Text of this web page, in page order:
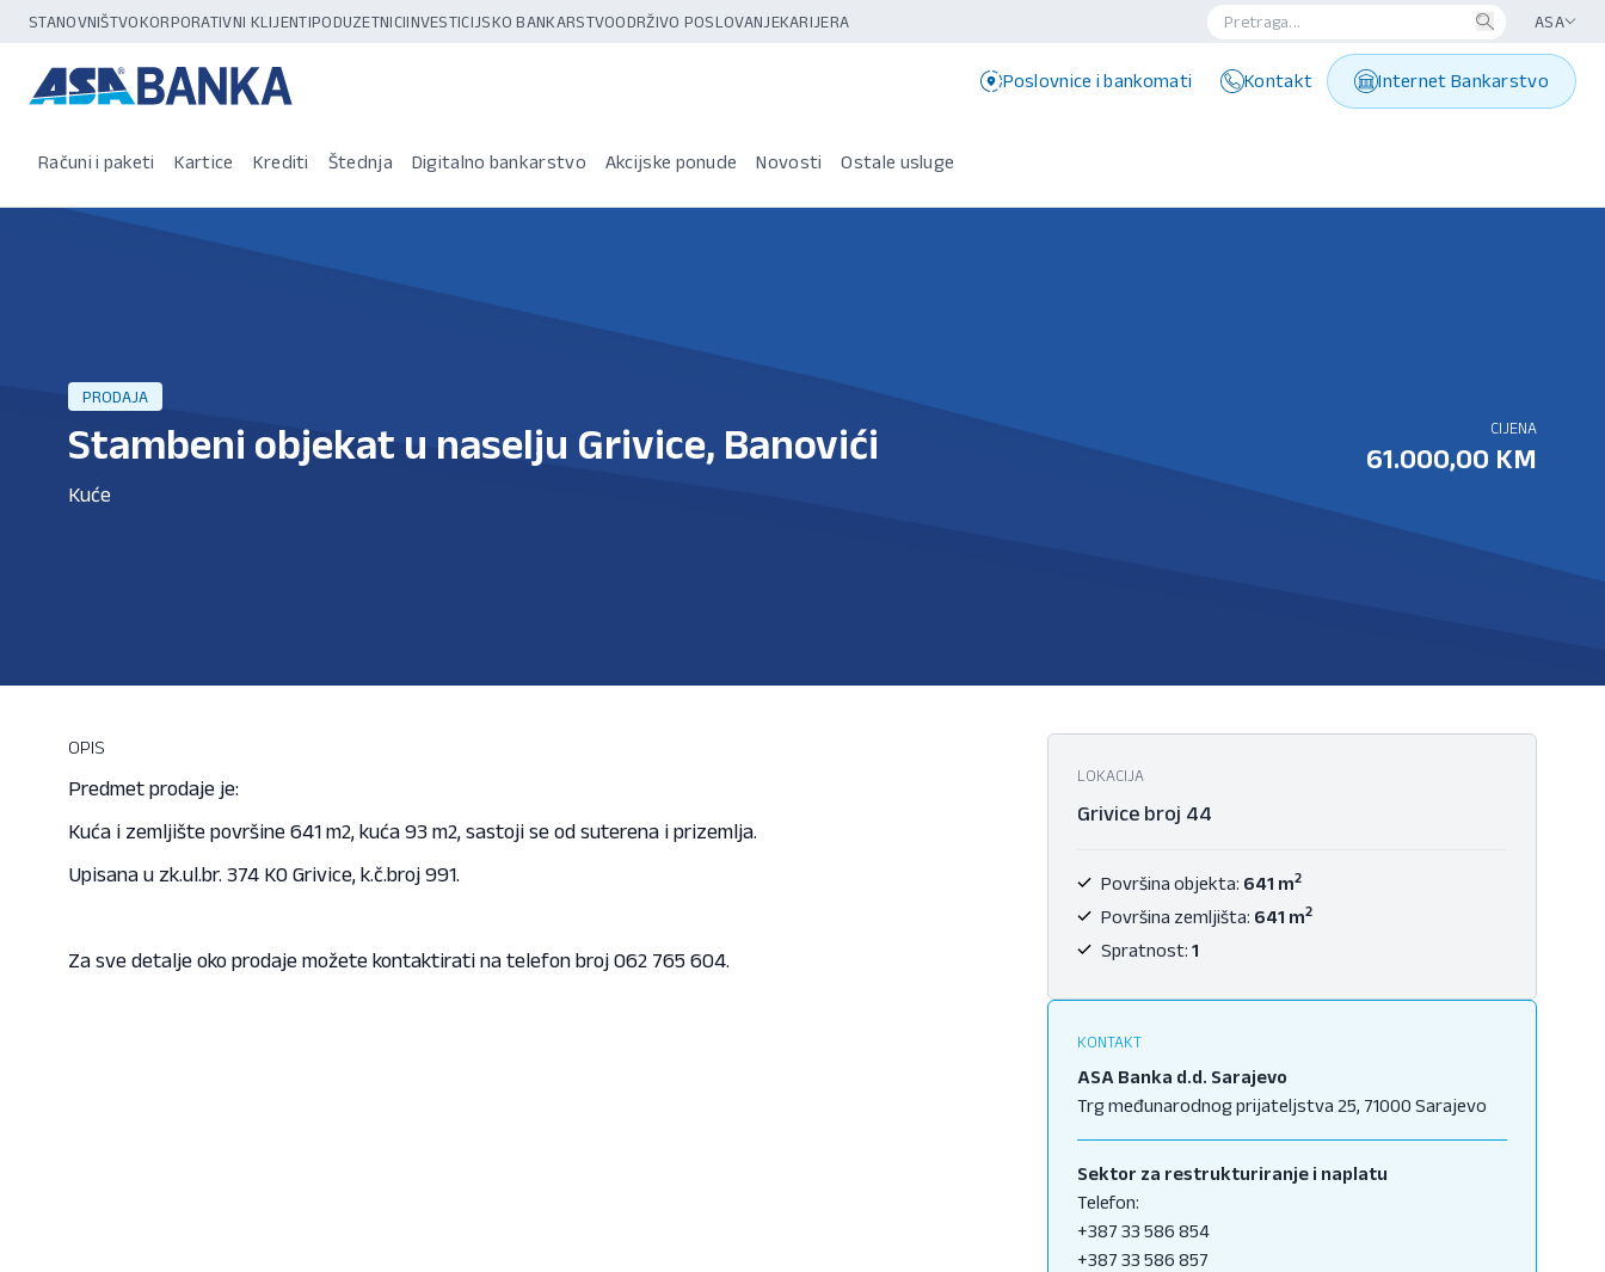
STANOVNIŠTVOKORPORATIVNI KLIJENTIPODUZETNICIINVESTICIJSKO BANKARSTVOODRŽIVO POSLOVANJEKARIJERA ASA
Poslovnice i bankomati Kontakt Internet Bankarstvo
Računi i paketi Kartice Krediti Štednja Digitalno bankarstvo Akcijske ponude Novosti Ostale usluge
PRODAJA
Stambeni objekat u naselju Grivice, Banovići
Kuće
CIJENA
61.000,00 KM
OPIS
Predmet prodaje je:
Kuća i zemljište površine 641 m2, kuća 93 m2, sastoji se od suterena i prizemlja.
Upisana u zk.ul.br. 374 KO Grivice, k.č.broj 991.
Za sve detalje oko prodaje možete kontaktirati na telefon broj 062 765 604.
LOKACIJA
Grivice broj 44
Površina objekta: 641 m2
Površina zemljišta: 641 m2
Spratnost: 1
KONTAKT
ASA Banka d.d. Sarajevo
Trg međunarodnog prijateljstva 25, 71000 Sarajevo
Sektor za restrukturiranje i naplatu
Telefon:
+387 33 586 854
+387 33 586 857